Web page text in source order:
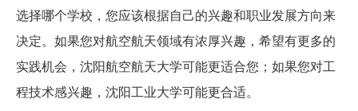
选择哪个学校，您应该根据自己的兴趣和职业发展方向来
决定。如果您对航空航天领域有浓厚兴趣，希望有更多的
实践机会，沈阳航空航天大学可能更适合您；如果您对工
程技术感兴趣，沈阳工业大学可能更合适。